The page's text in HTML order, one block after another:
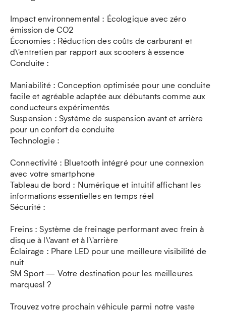
Impact environnemental : Écologique avec zéro
émission de CO2
Économies : Réduction des coûts de carburant et
d\'entretien par rapport aux scooters à essence
Conduite :
Maniabilité : Conception optimisée pour une conduite
facile et agréable adaptée aux débutants comme aux
conducteurs expérimentés
Suspension : Système de suspension avant et arrière
pour un confort de conduite
Technologie :
Connectivité : Bluetooth intégré pour une connexion
avec votre smartphone
Tableau de bord : Numérique et intuitif affichant les
informations essentielles en temps réel
Sécurité :
Freins : Système de freinage performant avec frein à
disque à l\'avant et à l\'arrière
Éclairage : Phare LED pour une meilleure visibilité de
nuit
SM Sport — Votre destination pour les meilleures
marques! ?
Trouvez votre prochain véhicule parmi notre vaste